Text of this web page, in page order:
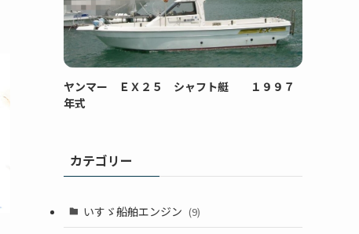
ヤンマー ＥＸ２５ シャフト艇 １９９７
年式
カテゴリー
いすゞ船舶エンジン (9)